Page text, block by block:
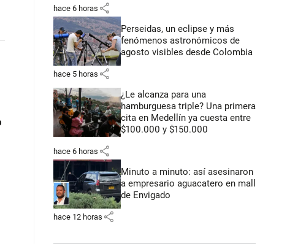
hace 6 horas share
Perseidas, un eclipse y más
fenómenos astronómicos de
agosto visibles desde Colombia
hace 5 horas share
¿Le alcanza para una
hamburguesa triple? Una primera
cita en Medellín ya cuesta entre
$100.000 y $150.000
hace 6 horas share
Minuto a minuto: así asesinaron
a empresario aguacatero en mall
de Envigado
hace 12 horas share